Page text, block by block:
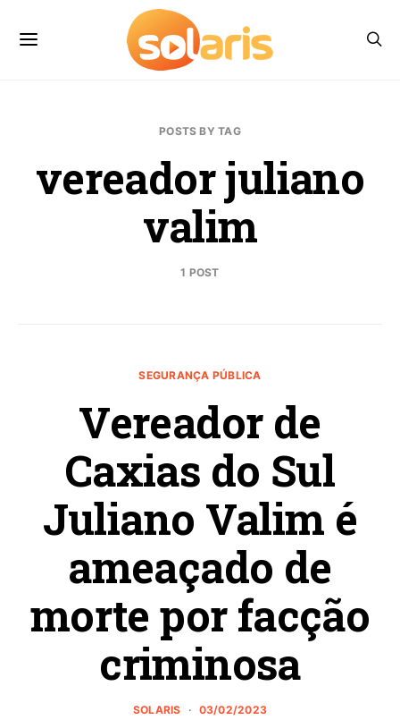
POSTS BY TAG
vereador juliano
valim
1 POST
SEGURANÇA PÚBLICA
Vereador de
Caxias do Sul
Juliano Valim é
ameaçado de
morte por facção
criminosa
SOLARIS 03/02/2023